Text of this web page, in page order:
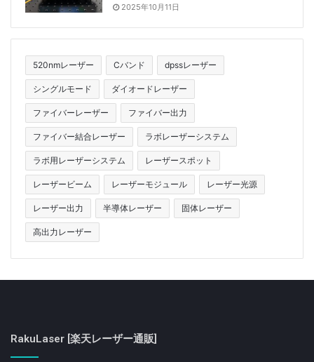
2025年10月11日
520nmレーザー Cバンド dpssレーザー
シングルモード ダイオードレーザー
ファイバーレーザー ファイバー出力
ファイバー結合レーザー ラボレーザーシステム
ラボ用レーザーシステム レーザースポット
レーザービーム レーザーモジュール レーザー光源
レーザー出力 半導体レーザー 固体レーザー
高出力レーザー
RakuLaser [楽天レーザー通販]